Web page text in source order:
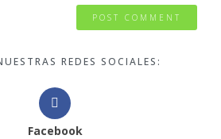
REDES SOCIALES:
Facebook